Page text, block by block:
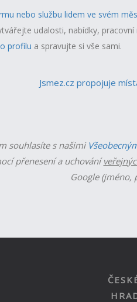
nebo službu lidem ve svém
udalosti, nabídky, pracovní
profilu a spravujte si vše sami.
Jsmez.cz propojuje
souhlasíte s našimi
přenesení a uchování
Google (jméno,